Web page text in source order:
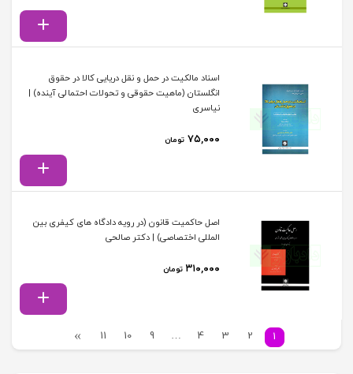
اسناد مالکیت در حمل و نقل دریایی کالا در حقوق
انگلستان (ماهیت حقوقی و تحولات احتمالی آینده) |
نیاسری
۷۵,۰۰۰ تومان
اصل حاکمیت قانون (در رویه دادگاه های کیفری بین
المللی اختصاصی) | دکتر صالحی
۳۱۰,۰۰۰ تومان
1
2
3
4
…
9
10
11